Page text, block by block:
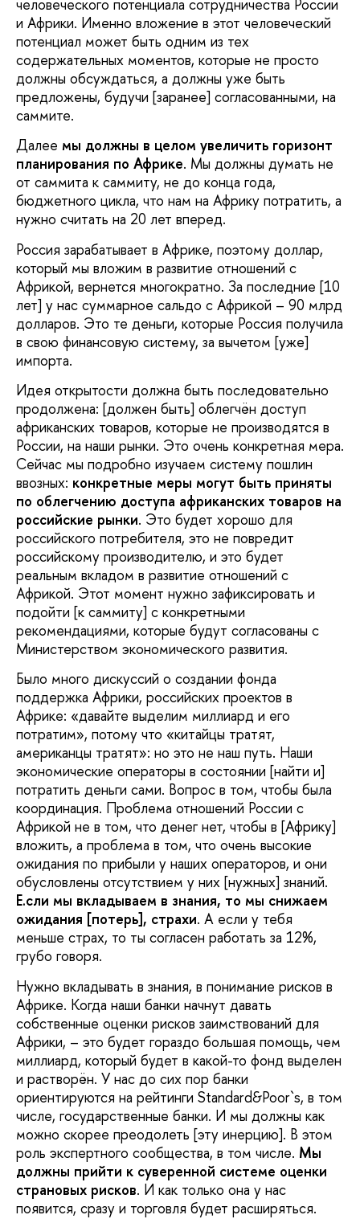
человеческого потенциала сотрудничества России
и Африки. Именно вложение в этот человеческий
потенциал может быть одним из тех
содержательных моментов, которые не просто
должны обсуждаться, а должны уже быть
предложены, будучи [заранее] согласованными, на
саммите.
Далее мы должны в целом увеличить горизонт
планирования по Африке. Мы должны думать не
от саммита к саммиту, не до конца года,
бюджетного цикла, что нам на Африку потратить, а
нужно считать на 20 лет вперед.
Россия зарабатывает в Африке, поэтому доллар,
который мы вложим в развитие отношений с
Африкой, вернется многократно. За последние [10
лет] у нас суммарное сальдо с Африкой – 90 млрд
долларов. Это те деньги, которые Россия получила
в свою финансовую систему, за вычетом [уже]
импорта.
Идея открытости должна быть последовательно
продолжена: [должен быть] облегчён доступ
африканских товаров, которые не производятся в
России, на наши рынки. Это очень конкретная мера.
Сейчас мы подробно изучаем систему пошлин
ввозных: конкретные меры могут быть приняты
по облегчению доступа африканских товаров на
российские рынки. Это будет хорошо для
российского потребителя, это не повредит
российскому производителю, и это будет
реальным вкладом в развитие отношений с
Африкой. Этот момент нужно зафиксировать и
подойти [к саммиту] с конкретными
рекомендациями, которые будут согласованы с
Министерством экономического развития.
Было много дискуссий о создании фонда
поддержка Африки, российских проектов в
Африке: «давайте выделим миллиард и его
потратим», потому что «китайцы тратят,
американцы тратят»: но это не наш путь. Наши
экономические операторы в состоянии [найти и]
потратить деньги сами. Вопрос в том, чтобы была
координация. Проблема отношений России с
Африкой не в том, что денег нет, чтобы в [Африку]
вложить, а проблема в том, что очень высокие
ожидания по прибыли у наших операторов, и они
обусловлены отсутствием у них [нужных] знаний.
Е.сли мы вкладываем в знания, то мы снижаем
ожидания [потерь], страхи. А если у тебя
меньше страх, то ты согласен работать за 12%,
грубо говоря.
Нужно вкладывать в знания, в понимание рисков в
Африке. Когда наши банки начнут давать
собственные оценки рисков заимствований для
Африки, – это будет гораздо большая помощь, чем
миллиард, который будет в какой-то фонд выделен
и растворён. У нас до сих пор банки
ориентируются на рейтинги Standard&Poor`s, в том
числе, государственные банки. И мы должны как
можно скорее преодолеть [эту инерцию]. В этом
роль экспертного сообщества, в том числе. Мы
должны прийти к суверенной системе оценки
страновых рисков. И как только она у нас
появится, сразу и торговля будет расширяться.